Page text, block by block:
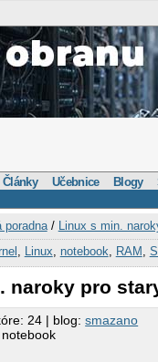
Články Učebnice Blogy
poradna/ Linux s min.
Linux notebook RAM
naroky pro
24 | blog:smazano